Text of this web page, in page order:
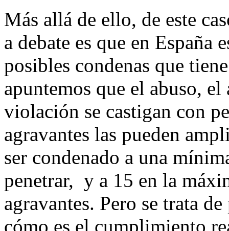
Más allá de ello, de este
a debate es que en España
posibles condenas que
apuntemos que el abuso,
violación se castigan con
agravantes las pueden
ser condenado a una
penetrar, y a 15 en la
agravantes. Pero se trata
cómo es el cumplimiento